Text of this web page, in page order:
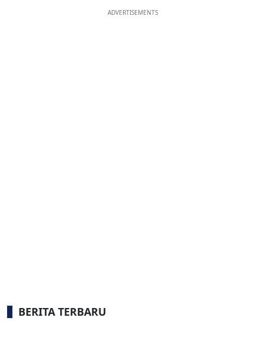
ADVERTISEMENTS
BERITA TERBARU